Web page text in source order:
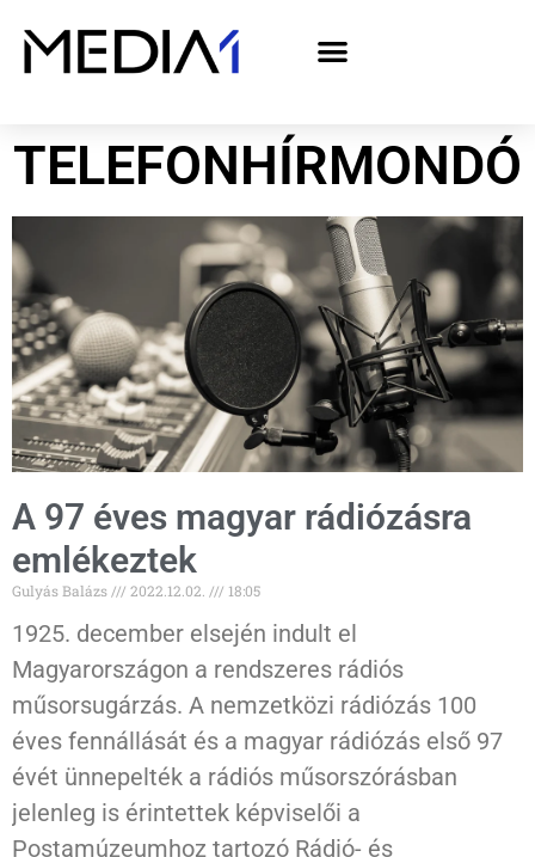
TELEFONHÍRMONDÓ
A 97 éves magyar rádiózásra
emlékeztek
Gulyás Balázs 2022.12.02. 18:05
1925. december elsején indult el
Magyarországon a rendszeres rádiós
műsorsugárzás. A nemzetközi rádiózás 100
éves fennállását és a magyar rádiózás első 97
évét ünnepelték a rádiós műsorszórásban
jelenleg is érintettek képviselői a
Postamúzeumhoz tartozó Rádió- és